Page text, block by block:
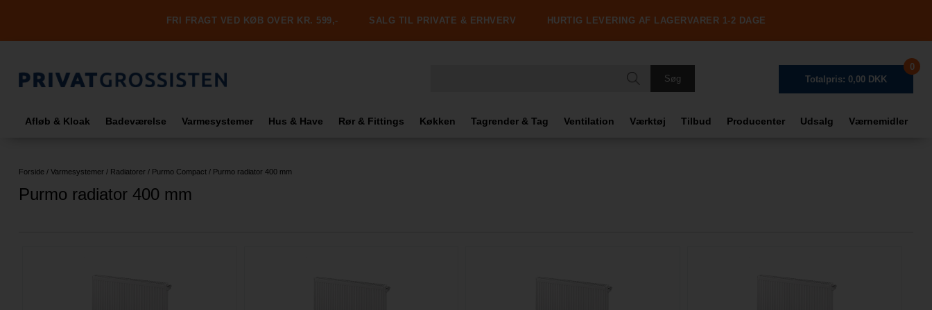
FRI FRAGT VED KØB OVER KR. 599,- SALG TIL PRIVATE & ERHVERV HURTIG LEVERING AF LAGERVARER 1-2 DAGE
Totalpris: 0,00 DKK
0
Afløb & Kloak Badeværelse Varmesystemer Hus & Have Rør & Fittings Køkken Tagrender & Tag Ventilation Værktøj Tilbud Producenter Udsalg Værnemidler
Forside / Varmesystemer / Radiatorer / Purmo Compact/ Purmo radiator 400 mm
Purmo radiator 400 mm